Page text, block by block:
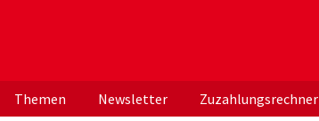
Themen Newsletter Zuzahlungsrechner